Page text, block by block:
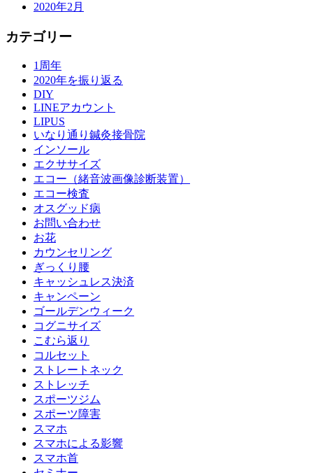
2020年2月
カテゴリー
1周年
2020年を振り返る
DIY
LINEアカウント
LIPUS
いなり通り鍼灸接骨院
インソール
エクササイズ
エコー（緒音波画像診断装置）
エコー検査
オスグッド病
お問い合わせ
お花
カウンセリング
ぎっくり腰
キャッシュレス決済
キャンペーン
ゴールデンウィーク
コグニサイズ
こむら返り
コルセット
ストレートネック
ストレッチ
スポーツジム
スポーツ障害
スマホ
スマホによる影響
スマホ首